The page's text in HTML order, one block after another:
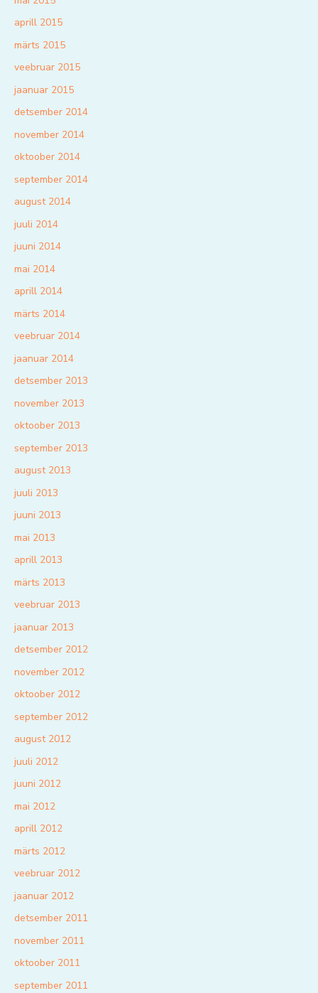
aprill 2015
märts 2015
veebruar 2015
jaanuar 2015
detsember 2014
november 2014
oktoober 2014
september 2014
august 2014
juuli 2014
juuni 2014
mai 2014
aprill 2014
märts 2014
veebruar 2014
jaanuar 2014
detsember 2013
november 2013
oktoober 2013
september 2013
august 2013
juuli 2013
juuni 2013
mai 2013
aprill 2013
märts 2013
veebruar 2013
jaanuar 2013
detsember 2012
november 2012
oktoober 2012
september 2012
august 2012
juuli 2012
juuni 2012
mai 2012
aprill 2012
märts 2012
veebruar 2012
jaanuar 2012
detsember 2011
november 2011
oktoober 2011
september 2011